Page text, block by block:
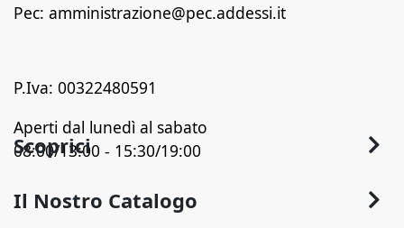
Pec: amministrazione@pec.addessi.it
P.Iva: 00322480591
Aperti dal lunedì al sabato
08:00/13:00 - 15:30/19:00
Scoprici
Chi Siamo
Il Nostro Catalogo